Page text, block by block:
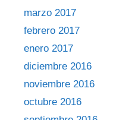
marzo 2017
febrero 2017
enero 2017
diciembre 2016
noviembre 2016
octubre 2016